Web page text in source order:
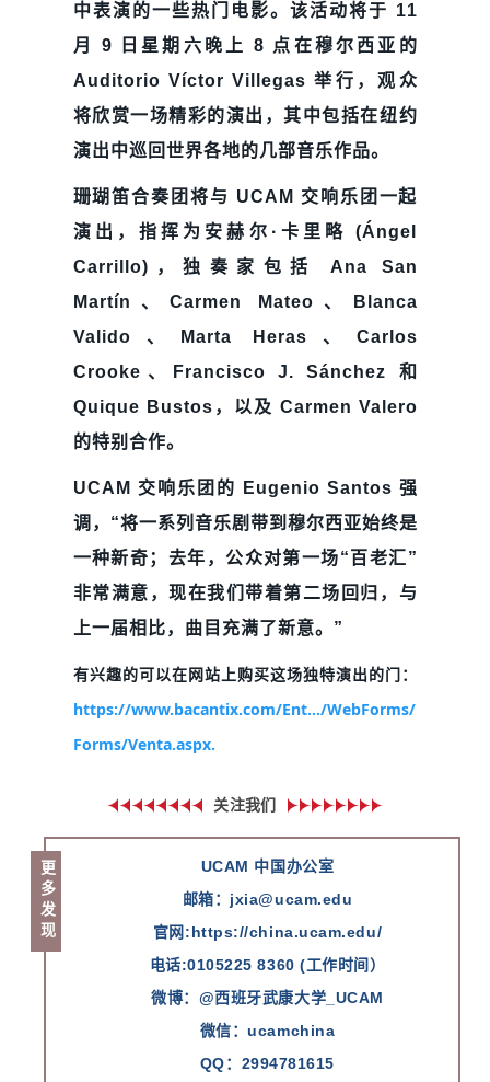
中表演的一些热门电影。该活动将于 11
月 9 日星期六晚上 8 点在穆尔西亚的
Auditorio Víctor Villegas 举行，观众
将欣赏一场精彩的演出，其中包括在纽约
演出中巡回世界各地的几部音乐作品。
珊瑚笛合奏团将与 UCAM 交响乐团一起
演出，指挥为安赫尔·卡里略 (Ángel
Carrillo)，独奏家包括 Ana San
Martín、Carmen Mateo、Blanca
Valido、Marta Heras、Carlos
Crooke、Francisco J. Sánchez 和
Quique Bustos，以及 Carmen Valero
的特别合作。
UCAM 交响乐团的 Eugenio Santos 强
调，“将一系列音乐剧带到穆尔西亚始终是
一种新奇；去年，公众对第一场“百老汇”
非常满意，现在我们带着第二场回归，与
上一届相比，曲目充满了新意。”
有兴趣的可以在网站上购买这场独特演出的门：
https://www.bacantix.com/Ent.../WebForms/
Forms/Venta.aspx.
关注我们
更多发现
UCAM 中国办公室
邮箱：jxia@ucam.edu
官网:https://china.ucam.edu/
电话:0105225 8360 (工作时间）
微博：@西班牙武康大学_UCAM
微信：ucamchina
QQ：2994781615